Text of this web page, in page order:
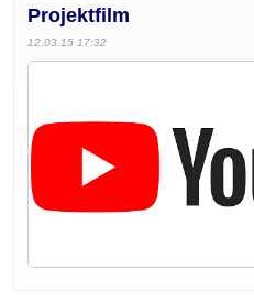
Projektfilm
12.03.15 17:32